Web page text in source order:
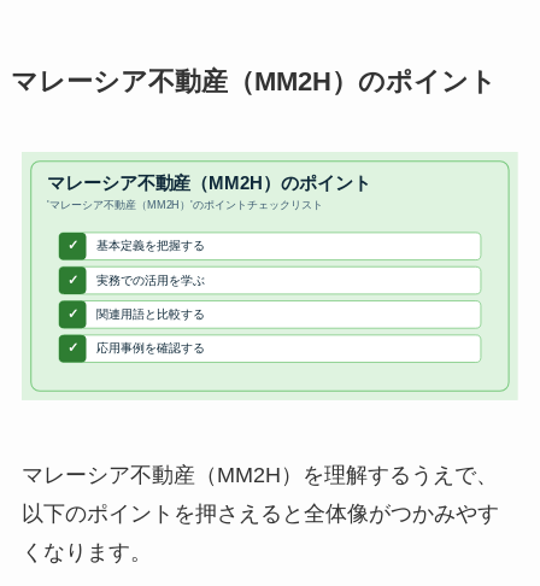
マレーシア不動産（MM2H）のポイント
マレーシア不動産（MM2H）を理解するうえで、
以下のポイントを押さえると全体像がつかみやす
くなります。